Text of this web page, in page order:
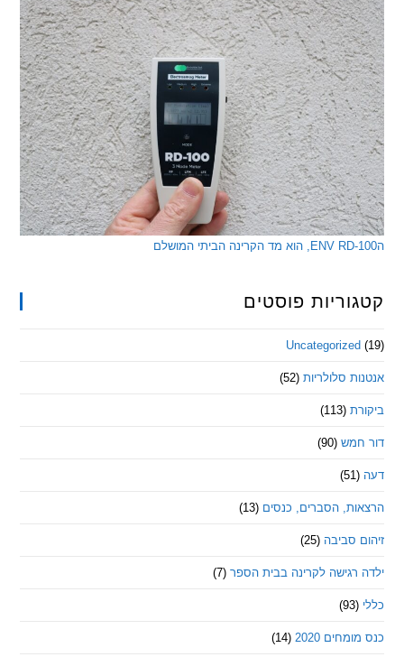
פוסטים
סלולריות (52)
(90)
הסברים, כנסים (13)
סביבה (25)
לקרינה בבית הספר (7)
2020
(14)